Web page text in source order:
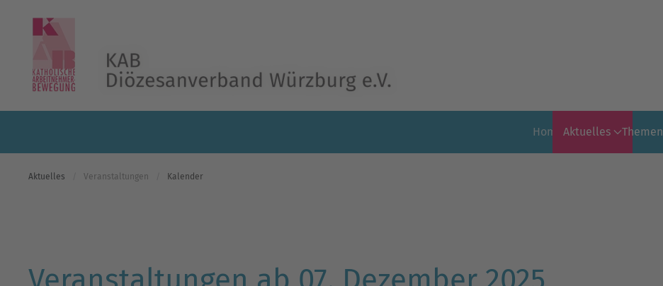
Skip to main content
Home Aktuelles Themen
Aktuelles Veranstaltungen Kalender